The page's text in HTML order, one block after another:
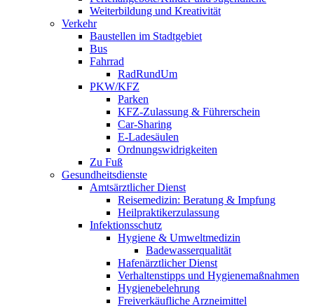
Weiterbildung und Kreativität
Verkehr
Baustellen im Stadtgebiet
Bus
Fahrrad
RadRundUm
PKW/KFZ
Parken
KFZ-Zulassung & Führerschein
Car-Sharing
E-Ladesäulen
Ordnungswidrigkeiten
Zu Fuß
Gesundheitsdienste
Amtsärztlicher Dienst
Reisemedizin: Beratung & Impfung
Heilpraktikerzulassung
Infektionsschutz
Hygiene & Umweltmedizin
Badewasserqualität
Hafenärztlicher Dienst
Verhaltenstipps und Hygienemaßnahmen
Hygienebelehrung
Freiverkäufliche Arzneimittel